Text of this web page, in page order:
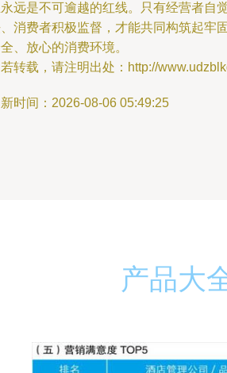
远是不可逾越的红线。只有经营者自
消费者积极监督，才能共同构筑起牢
、放心的消费环境。
转载，请注明出处：http://
时间：2026-08-06 05:49:25
产品大